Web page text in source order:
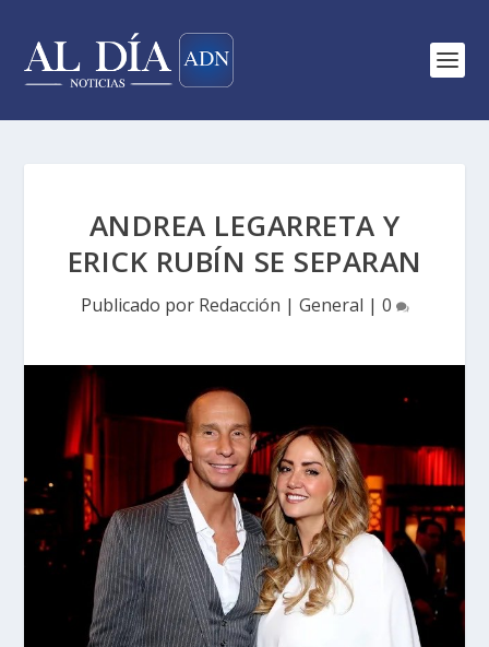
ANDREA LEGARRETA Y
ERICK RUBÍN SE SEPARAN
Publicado por Redacción | General | 0